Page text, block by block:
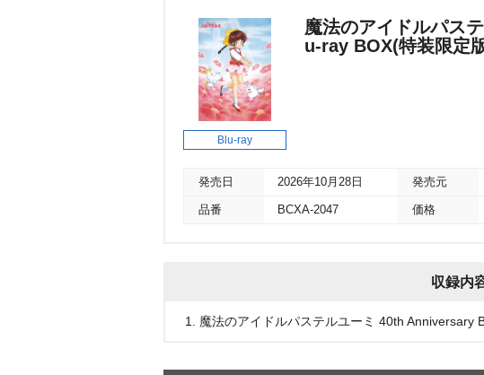
Blu-ray
魔法のアイドルパス
u-ray BOX(特装限定
発売日 2026年10月28日 発売元
品番 BCXA-2047 価格
収録内
1. 魔法のアイドルパステルユーミ 40th Anniversary